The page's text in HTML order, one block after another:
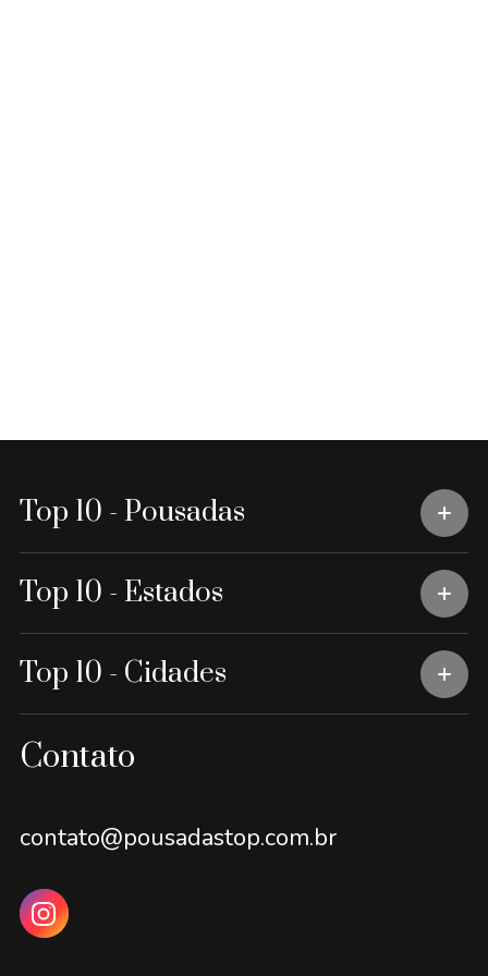
Top 10 - Pousadas
Top 10 - Estados
Top 10 - Cidades
Contato
contato@pousadastop.com.br